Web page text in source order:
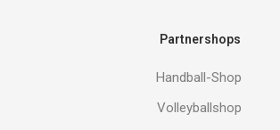
Partnershops
Handball-Shop
Volleyballshop